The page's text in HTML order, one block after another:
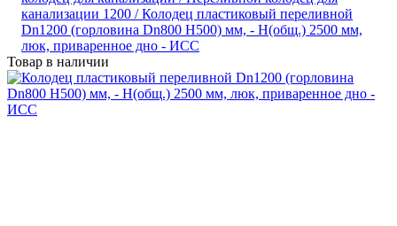
канализации 1200 /Колодец пластиковый переливной
Dn1200 (горловина Dn800 H500) мм, - H(общ.) 2500 мм,
люк, приваренное дно - ИСС
Товар в наличии